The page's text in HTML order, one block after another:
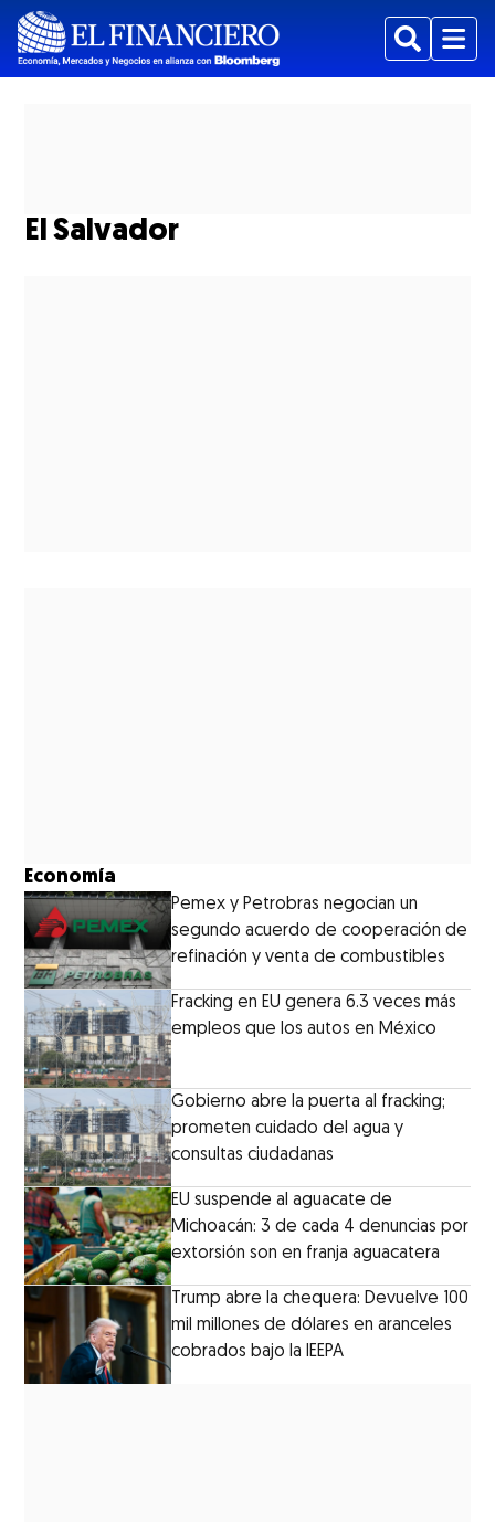
BuscarMenu
El Salvador
Economía
Pemex y Petrobras negocian un
segundo acuerdo de cooperación de
refinación y venta de combustibles
Fracking en EU genera 6.3 veces más
empleos que los autos en México
Gobierno abre la puerta al fracking;
prometen cuidado del agua y
consultas ciudadanas
EU suspende al aguacate de
Michoacán: 3 de cada 4 denuncias por
extorsión son en franja aguacatera
Trump abre la chequera: Devuelve 100
mil millones de dólares en aranceles
cobrados bajo la IEEPA